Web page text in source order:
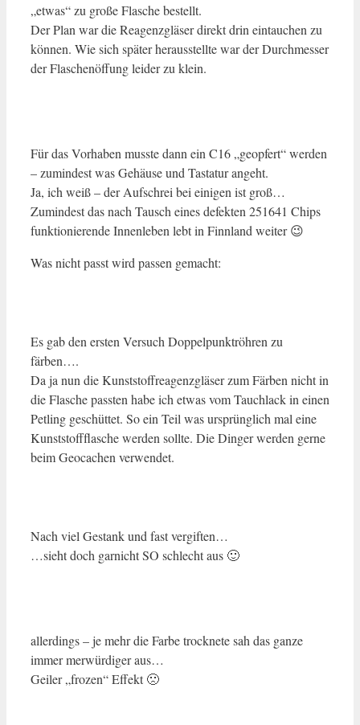
„etwas“ zu große Flasche bestellt.
Der Plan war die Reagenzgläser direkt drin eintauchen zu
können. Wie sich später herausstellte war der Durchmesser
der Flaschenöffung leider zu klein.
Für das Vorhaben musste dann ein C16 „geopfert“ werden
– zumindest was Gehäuse und Tastatur angeht.
Ja, ich weiß – der Aufschrei bei einigen ist groß…
Zumindest das nach Tausch eines defekten 251641 Chips
funktionierende Innenleben lebt in Finnland weiter 😉
Was nicht passt wird passen gemacht:
Es gab den ersten Versuch Doppelpunktröhren zu
färben….
Da ja nun die Kunststoffreagenzgläser zum Färben nicht in
die Flasche passten habe ich etwas vom Tauchlack in einen
Petling geschüttet. So ein Teil was ursprünglich mal eine
Kunststoffflasche werden sollte. Die Dinger werden gerne
beim Geocachen verwendet.
Nach viel Gestank und fast vergiften…
…sieht doch garnicht SO schlecht aus 🙂
allerdings – je mehr die Farbe trocknete sah das ganze
immer merwürdiger aus…
Geiler „frozen“ Effekt 🙁